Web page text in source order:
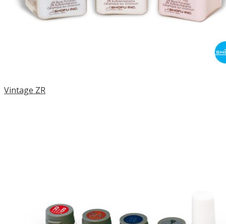
Vintage ZR